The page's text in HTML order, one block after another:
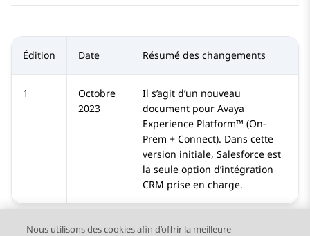
Édition Date Résumé des changements
1
Octobre
2023
Il s’agit d’un nouveau
document pour Avaya
Experience Platform™ (On-
Prem + Connect). Dans cette
version initiale, Salesforce est
la seule option d’intégration
CRM prise en charge.
Nous utilisons des cookies afin d’offrir la meilleure